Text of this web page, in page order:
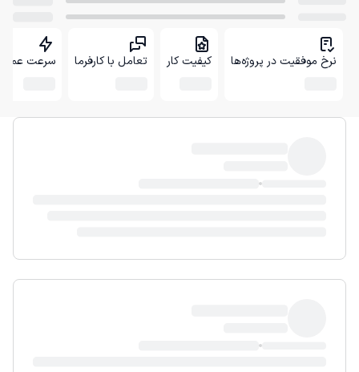
نرخ موفقیت در پروژه‌ها کیفیت کار تعامل با کارفرما سرعت عمل